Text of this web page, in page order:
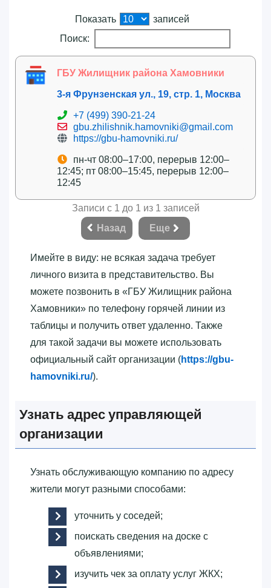
Показать
записей
Поиск:
ГБУ Жилищник района Хамовники
3-я Фрунзенская ул., 19, стр. 1, Москва
+7 (499) 390-21-24
gbu.zhilishnik.hamovniki@gmail.com
https://gbu-hamovniki.ru/
пн-чт 08:00–17:00, перерыв 12:00–
12:45; пт 08:00–15:45, перерыв 12:00–
12:45
Записи с 1 до 1 из 1 записей
Назад
Еще
Имейте в виду: не всякая задача требует
личного визита в представительство. Вы
можете позвонить в «‎ГБУ Жилищник района
Хамовники»‎ по телефону горячей линии из
таблицы и получить ответ удаленно. Также
для такой задачи вы можете использовать
официальный сайт организации (https://gbu-
hamovniki.ru/).
Узнать адрес управляющей
организации
Узнать обслуживающую компанию по адресу
жители могут разными способами:
уточнить у соседей;
поискать сведения на доске с
объявлениями;
изучить чек за оплату услуг ЖКХ;